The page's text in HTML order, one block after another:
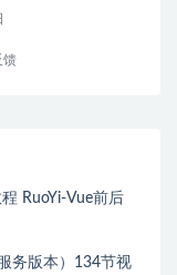
馈
RuoYi-Vue前后
务版本）134节视